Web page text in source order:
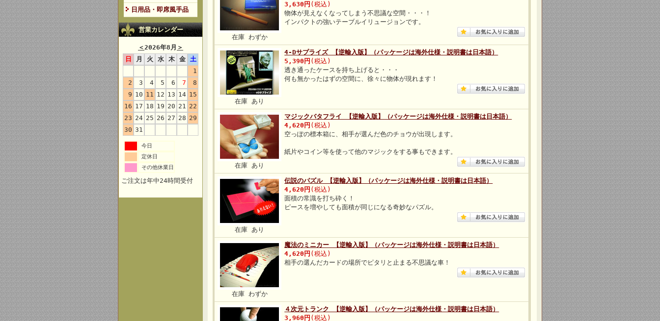
日用品・即席風手品
営業カレンダー
＜ 2026年8月 ＞
日
月 火 水 木 金
土
1
2
3 4 5 6 7
8
9 10 11 12 13 14 15
16 17 18 19 20 21
22
23 24 25 26 27 28 29
30 31
今日
定休日
その他休業日
ご注文は年中24時間受付
在庫 わずか
3,630円 (税込)
物体が見えなくなってしまう不思議な空間・・・！
インパクトの強いテーブルイリュージョンです。
在庫 あり
4-Dサプライズ 【逆輸入版】（パッケージは海外仕様・説明書は日本語）
5,390円 (税込)
透き通ったケースを持ち上げると・・・
何も無かったはずの空間に、徐々に物体が現れます！
在庫 あり
マジックバタフライ 【逆輸入版】（パッケージは海外仕様・説明書は日本語）
4,620円 (税込)
空っぽの標本箱に、相手が選んだ色のチョウが出現します。
紙片やコイン等を使って他のマジックをする事もできます。
在庫 あり
伝説のパズル 【逆輸入版】（パッケージは海外仕様・説明書は日本語）
4,620円 (税込)
面積の常識を打ち砕く！
ピースを増やしても面積が同じになる奇妙なパズル。
在庫 わずか
魔法のミニカー 【逆輸入版】（パッケージは海外仕様・説明書は日本語）
4,620円 (税込)
相手の選んだカードの場所でピタリと止まる不思議な車！
４次元トランク 【逆輸入版】（パッケージは海外仕様・説明書は日本語）
3,960円 (税込)